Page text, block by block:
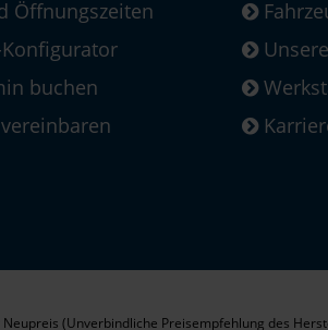
Öffnungszeiten
buchen
(Unverbindliche Preisempfehlung des